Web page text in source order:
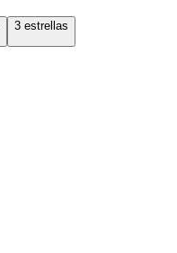
3 estrellas